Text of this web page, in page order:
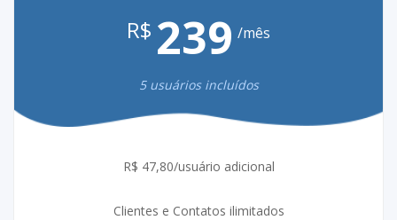
R$ 239 /mês
5 usuários incluídos
R$ 47,80/usuário adicional
Clientes e Contatos ilimitados